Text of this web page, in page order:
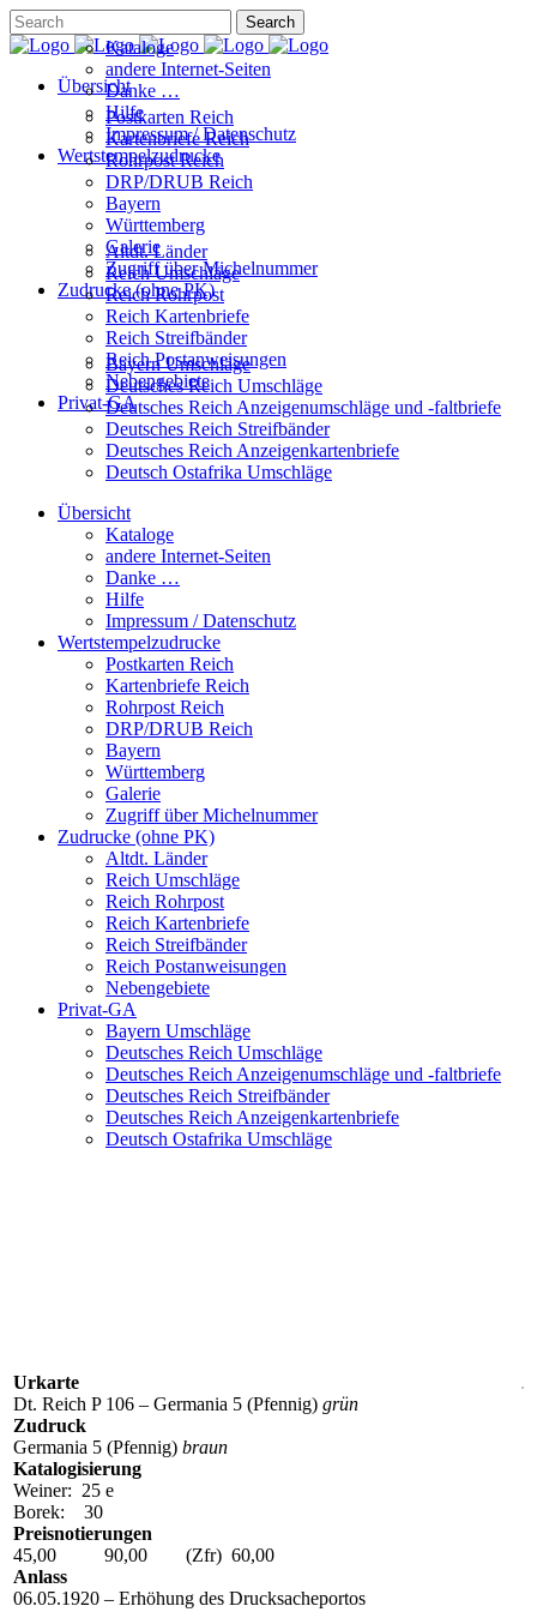
Übersicht
Kataloge
andere Internet-Seiten
Danke …
Hilfe
Impressum / Datenschutz
Wertstempelzudrucke
Postkarten Reich
Kartenbriefe Reich
Rohrpost Reich
DRP/DRUB Reich
Bayern
Württemberg
Galerie
Zugriff über Michelnummer
Zudrucke (ohne PK)
Altdt. Länder
Reich Umschläge
Reich Rohrpost
Reich Kartenbriefe
Reich Streifbänder
Reich Postanweisungen
Nebengebiete
Privat-GA
Bayern Umschläge
Deutsches Reich Umschläge
Deutsches Reich Anzeigenumschläge und -faltbriefe
Deutsches Reich Streifbänder
Deutsches Reich Anzeigenkartenbriefe
Deutsch Ostafrika Umschläge
Übersicht
Kataloge
andere Internet-Seiten
Danke …
Hilfe
Impressum / Datenschutz
Wertstempelzudrucke
Postkarten Reich
Kartenbriefe Reich
Rohrpost Reich
DRP/DRUB Reich
Bayern
Württemberg
Galerie
Zugriff über Michelnummer
Zudrucke (ohne PK)
Altdt. Länder
Reich Umschläge
Reich Rohrpost
Reich Kartenbriefe
Reich Streifbänder
Reich Postanweisungen
Nebengebiete
Privat-GA
Bayern Umschläge
Deutsches Reich Umschläge
Deutsches Reich Anzeigenumschläge und -faltbriefe
Deutsches Reich Streifbänder
Deutsches Reich Anzeigenkartenbriefe
Deutsch Ostafrika Umschläge
P 106 Z 2 (PZP 14)
Urkarte
Dt. Reich P 106 – Germania 5 (Pfennig) grün
Zudruck
Germania 5 (Pfennig) braun
Katalogisierung
Weiner: 25 e
Borek: 30
Preisnotierungen
45,00 90,00 (Zfr) 60,00
Anlass
06.05.1920 – Erhöhung des Drucksacheportos